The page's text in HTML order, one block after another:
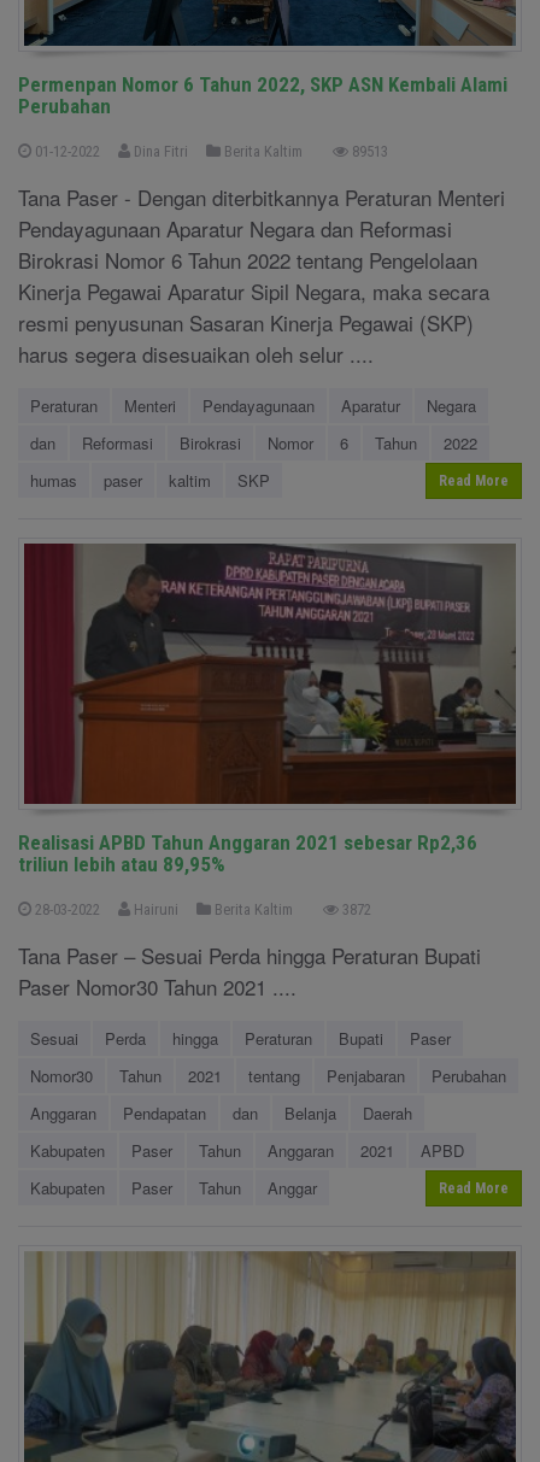
Permenpan Nomor 6 Tahun 2022, SKP ASN Kembali Alami
Perubahan
01-12-2022 Dina Fitri Berita Kaltim 89513
Tana Paser - Dengan diterbitkannya Peraturan Menteri
Pendayagunaan Aparatur Negara dan Reformasi
Birokrasi Nomor 6 Tahun 2022 tentang Pengelolaan
Kinerja Pegawai Aparatur Sipil Negara, maka secara
resmi penyusunan Sasaran Kinerja Pegawai (SKP)
harus segera disesuaikan oleh selur ....
Peraturan Menteri Pendayagunaan Aparatur
Negara
dan
Reformasi Birokrasi Nomor 6 Tahun
2022
humas
paser kaltim SKP Read More
Realisasi APBD Tahun Anggaran 2021 sebesar Rp2,36
triliun lebih atau 89,95%
28-03-2022 Hairuni Berita Kaltim 3872
Tana Paser – Sesuai Perda hingga Peraturan Bupati
Paser Nomor30 Tahun 2021 ....
Sesuai Perda hingga Peraturan Bupati
Paser
Nomor30
Tahun 2021 tentang Penjabaran
Perubahan
Anggaran
Pendapatan dan Belanja
Daerah
Kabupaten
Paser Tahun Anggaran 2021
APBD
Kabupaten
Paser Tahun Anggar Read More